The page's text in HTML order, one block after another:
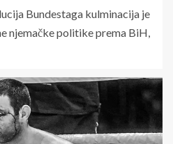
Bundestaga kulminacija je
njemačke politike prema BiH,